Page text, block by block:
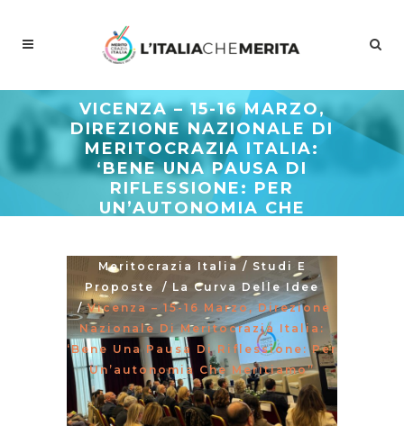
VICENZA – 15-16 MARZO,
DIREZIONE NAZIONALE DI
MERITOCRAZIA ITALIA:
‘BENE UNA PAUSA DI
RIFLESSIONE: PER
UN’AUTONOMIA CHE
Meritocrazia Italia / Studi E
Proposte
/ La Curva Delle Idee
/Vicenza – 15-16 Marzo, Direzione
Nazionale Di Meritocrazia Italia:
‘Bene Una Pausa Di Riflessione: Per
Un’autonomia Che Meritiamo”